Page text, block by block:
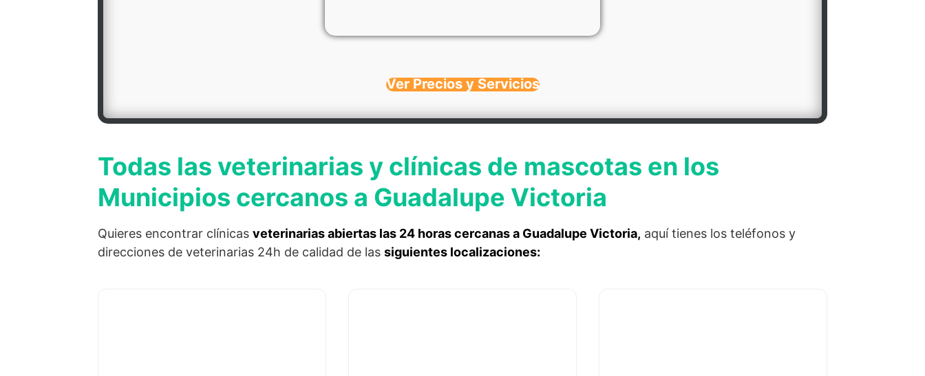
Ver Precios y Servicios
Todas las veterinarias y clínicas de mascotas en los
Municipios cercanos a Guadalupe Victoria
Quieres encontrar clínicas veterinarias abiertas las 24 horas cercanas a Guadalupe Victoria, aquí tienes los teléfonos y
direcciones de veterinarias 24h de calidad de las siguientes localizaciones: